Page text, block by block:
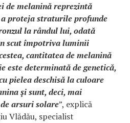
de melanină reprezintă
proteja straturile profunde
la rândul lui, odată
scut împotriva luminii
cantitatea de melanină
este determinată de genetică,
pielea deschisă la culoare
şi sunt, deci, mai
arsuri solare”, explică
Vlădău, specialist